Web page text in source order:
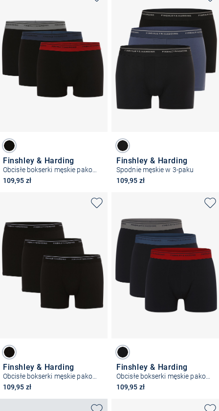
Finshley & Harding
Obcisłe bokserki męskie pakowane po 3 szt.
109,95 zł
Finshley & Harding
Spodnie męskie w 3-paku
109,95 zł
Finshley & Harding
Obcisłe bokserki męskie pakowane po 3 szt.
109,95 zł
Finshley & Harding
Obcisłe bokserki męskie pakowane po 3 szt.
109,95 zł